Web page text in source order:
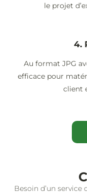
le projet
4.
Au format JPG
efficace pour
client
Besoin d’un